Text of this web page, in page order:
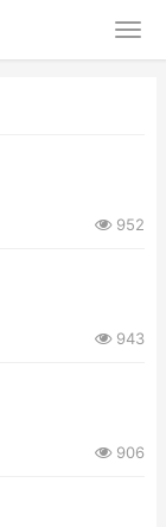
952
943
906